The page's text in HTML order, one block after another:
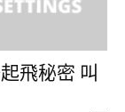
飛秘密 叫